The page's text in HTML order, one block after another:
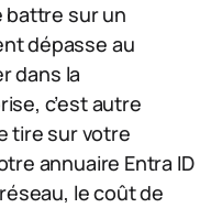
battre sur un
dépasse au
dans la
c’est autre
tire sur votre
annuaire Entra ID
le coût de